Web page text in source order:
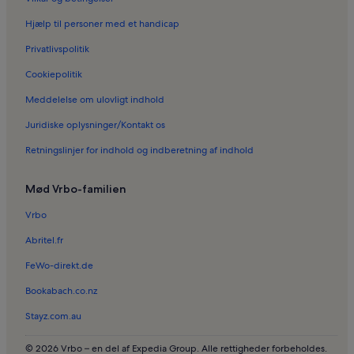
Autocampere og campingvogne i Badested Schwalbenberg
Bed & Breakfasts i Naturfreibad am Weißen See
Husbåde i Nationalpark Müritz
Hjælp til personer med et handicap
Privatlivspolitik
Cookiepolitik
Meddelelse om ulovligt indhold
Juridiske oplysninger/Kontakt os
Retningslinjer for indhold og indberetning af indhold
Mød Vrbo-familien
Vrbo
Abritel.fr
FeWo-direkt.de
Bookabach.co.nz
Stayz.com.au
© 2026 Vrbo – en del af Expedia Group. Alle rettigheder forbeholdes.